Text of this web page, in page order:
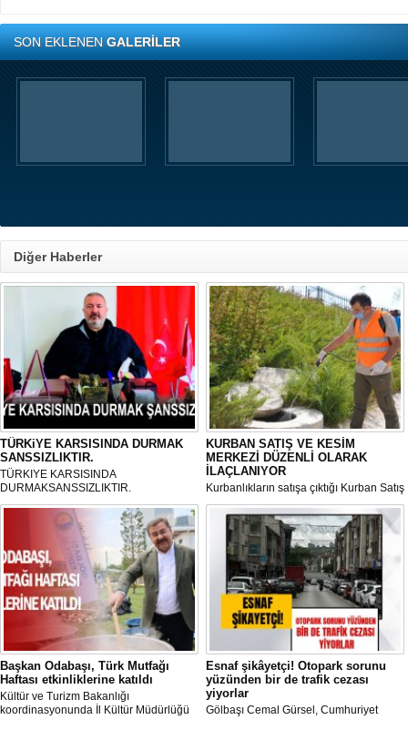
SON EKLENENGALERİLER
Diğer Haberler
TÜRKiYE KARSISINDA DURMAK
SANSSIZLIKTIR.
TÜRKIYE KARSISINDA
DURMAKSANSSIZLIKTIR.
KURBAN SATIŞ VE KESİM
MERKEZİ DÜZENLİ OLARAK
İLAÇLANIYOR
Kurbanlıkların satışa çıktığı Kurban Satış
ve Kesim Merkezi, haşere ve
mikropların önüne geçilmesi amacıyla
her gün Gölbaşı Belediyesi ekipleri
tarafından düzenli olarak ilaçlanıyor.
Başkan Odabaşı, Türk Mutfağı
Haftası etkinliklerine katıldı
Kültür ve Turizm Bakanlığı
koordinasyonunda İl Kültür Müdürlüğü
Esnaf şikâyetçi! Otopark sorunu
yüzünden bir de trafik cezası
yiyorlar
Gölbaşı Cemal Gürsel, Cumhuriyet